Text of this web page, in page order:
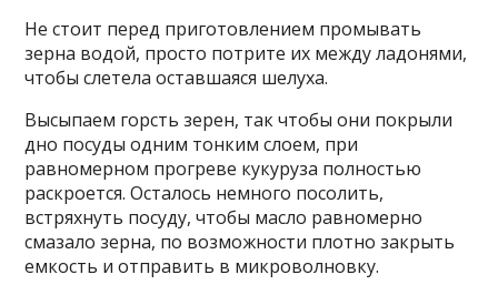
Не стоит перед приготовлением промывать
зерна водой, просто потрите их между ладонями,
чтобы слетела оставшаяся шелуха.
Высыпаем горсть зерен, так чтобы они покрыли
дно посуды одним тонким слоем, при
равномерном прогреве кукуруза полностью
раскроется. Осталось немного посолить,
встряхнуть посуду, чтобы масло равномерно
смазало зерна, по возможности плотно закрыть
емкость и отправить в микроволновку.